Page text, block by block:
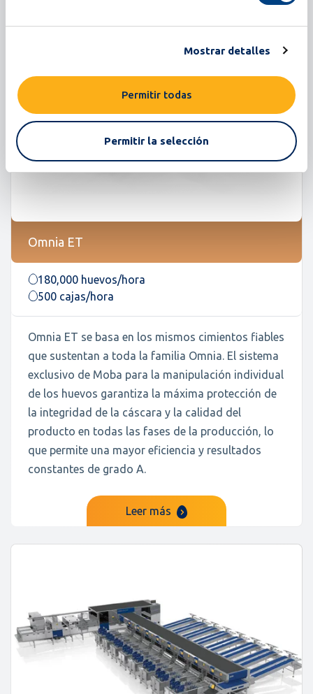
Mostrar detalles
Permitir todas
Permitir la selección
Omnia ET
180,000 huevos/hora
500 cajas/hora
Omnia ET se basa en los mismos cimientos fiables
que sustentan a toda la familia Omnia. El sistema
exclusivo de Moba para la manipulación individual
de los huevos garantiza la máxima protección de
la integridad de la cáscara y la calidad del
producto en todas las fases de la producción, lo
que permite una mayor eficiencia y resultados
constantes de grado A.
Leer más